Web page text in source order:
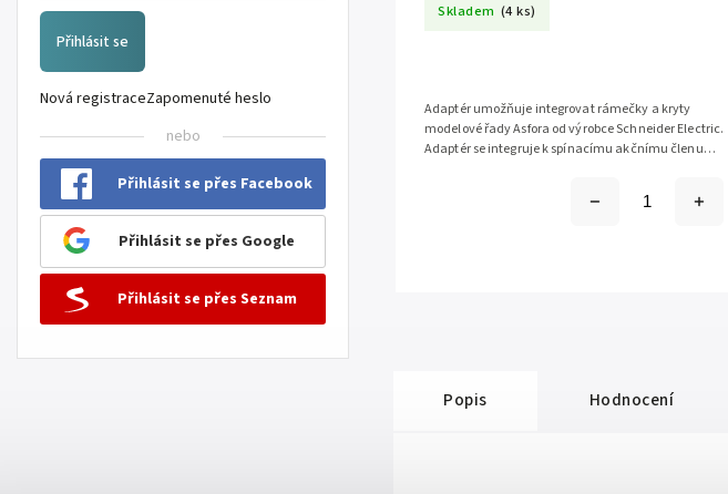
Přihlásit se
Nová registraceZapomenuté heslo
nebo
Přihlásit se přes Facebook
Přihlásit se přes Google
Přihlásit se přes Seznam
Skladem (4 ks)
Adaptér umožňuje integrovat rámečky a kryty
modelové řady Asfora od výrobce Schneider Electric.
Adaptér se integruje k spínacímu akčnímu členu
Popis Hodnocení